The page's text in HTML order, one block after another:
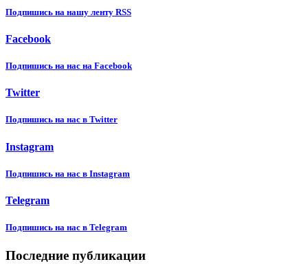
Подпишиcь на нашу ленту RSS
Facebook
Подпишиcь на нас на Facebook
Twitter
Подпишиcь на нас в Twitter
Instagram
Подпишиcь на нас в Instagram
Telegram
Подпишиcь на нас в Telegram
Последние публикации